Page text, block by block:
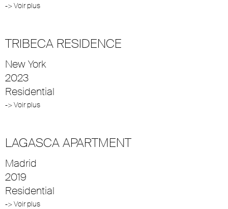
-> Voir plus
TRIBECA RESIDENCE
New York
2023
Residential
-> Voir plus
LAGASCA APARTMENT
Madrid
2019
Residential
-> Voir plus